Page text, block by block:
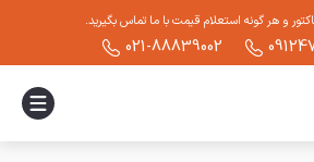
و هر گونه استعلام قیمت با ما تماس بگیرید.
021-88839002